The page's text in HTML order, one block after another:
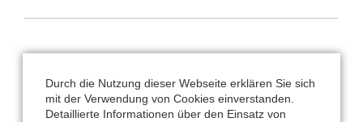
Kursgebühr für 3 Stunden: 125 €
ab 4 Teilnehmer
Durch die Nutzung dieser Webseite erklären Sie sich
mit der Verwendung von Cookies einverstanden.
Detaillierte Informationen über den Einsatz von